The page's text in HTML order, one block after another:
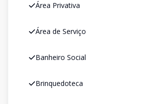
Área Privativa
Área de Serviço
Banheiro Social
Brinquedoteca